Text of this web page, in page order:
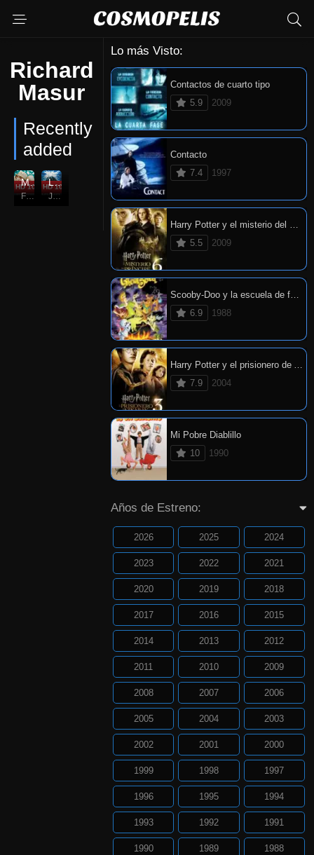
Richard
Masur
Recently
added
5.3
HD 1080P
Mi chica 2
Feb. 11, 1994
8.1
HD 1080P
La cosa del otro mundo
Jun. 25, 1982
Lo más Visto:
Contactos de cuarto tipo
5.9
2009
Contacto
7.4
1997
Harry Potter y el misterio del príncipe
5.5
2009
Scooby-Doo y la escuela de fantasmas
6.9
1988
Harry Potter y el prisionero de Azkaban
7.9
2004
Mi Pobre Diablillo
10
1990
Años de Estreno:
2026 2025 2024
2023 2022 2021
2020 2019 2018
2017 2016 2015
2014 2013 2012
2011 2010 2009
2008 2007 2006
2005 2004 2003
2002 2001 2000
1999 1998 1997
1996 1995 1994
1993 1992 1991
1990 1989 1988